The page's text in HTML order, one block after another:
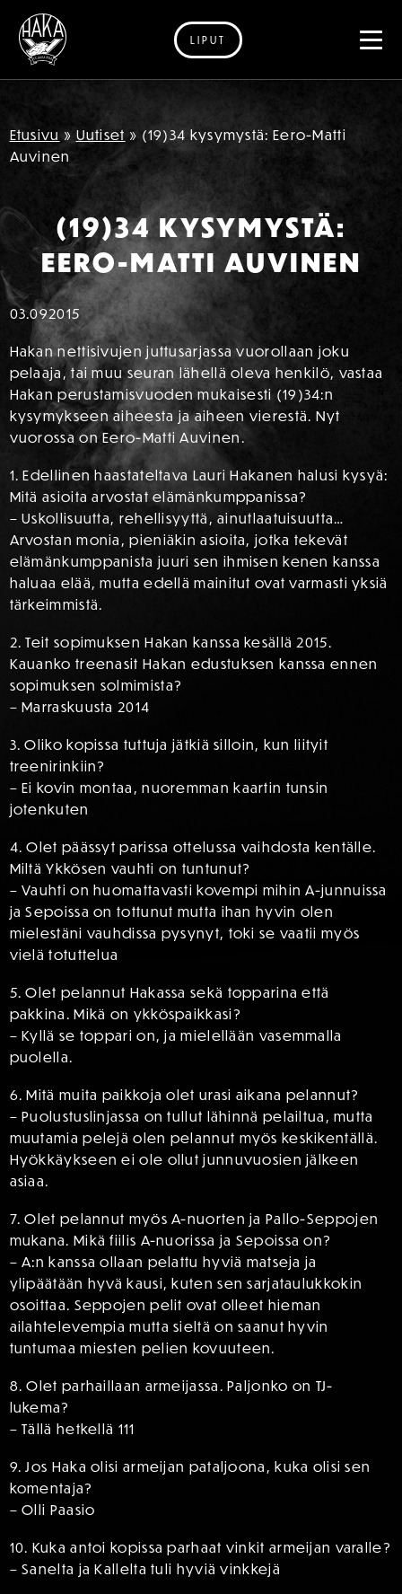
Siirry sisältöön
LIPUT
Etusivu » Uutiset » (19)34 kysymystä: Eero-Matti
Auvinen
(19)34 KYSYMYSTÄ:
EERO-MATTI AUVINEN
03.092015
Hakan nettisivujen juttusarjassa vuorollaan joku
pelaaja, tai muu seuran lähellä oleva henkilö, vastaa
Hakan perustamisvuoden mukaisesti (19)34:n
kysymykseen aiheesta ja aiheen vierestä. Nyt
vuorossa on Eero-Matti Auvinen.
1. Edellinen haastateltava Lauri Hakanen halusi kysyä:
Mitä asioita arvostat elämänkumppanissa?
– Uskollisuutta, rehellisyyttä, ainutlaatuisuutta…
Arvostan monia, pieniäkin asioita, jotka tekevät
elämänkumppanista juuri sen ihmisen kenen kanssa
haluaa elää, mutta edellä mainitut ovat varmasti yksiä
tärkeimmistä.
2. Teit sopimuksen Hakan kanssa kesällä 2015.
Kauanko treenasit Hakan edustuksen kanssa ennen
sopimuksen solmimista?
– Marraskuusta 2014
3. Oliko kopissa tuttuja jätkiä silloin, kun liityit
treenirinkiin?
– Ei kovin montaa, nuoremman kaartin tunsin
jotenkuten
4. Olet päässyt parissa ottelussa vaihdosta kentälle.
Miltä Ykkösen vauhti on tuntunut?
– Vauhti on huomattavasti kovempi mihin A-junnuissa
ja Sepoissa on tottunut mutta ihan hyvin olen
mielestäni vauhdissa pysynyt, toki se vaatii myös
vielä totuttelua
5. Olet pelannut Hakassa sekä topparina että
pakkina. Mikä on ykköspaikkasi?
– Kyllä se toppari on, ja mielellään vasemmalla
puolella.
6. Mitä muita paikkoja olet urasi aikana pelannut?
– Puolustuslinjassa on tullut lähinnä pelailtua, mutta
muutamia pelejä olen pelannut myös keskikentällä.
Hyökkäykseen ei ole ollut junnuvuosien jälkeen
asiaa.
7. Olet pelannut myös A-nuorten ja Pallo-Seppojen
mukana. Mikä fiilis A-nuorissa ja Sepoissa on?
– A:n kanssa ollaan pelattu hyviä matseja ja
ylipäätään hyvä kausi, kuten sen sarjataulukkokin
osoittaa. Seppojen pelit ovat olleet hieman
ailahtelevempia mutta sieltä on saanut hyvin
tuntumaa miesten pelien kovuuteen.
8. Olet parhaillaan armeijassa. Paljonko on TJ-
lukema?
– Tällä hetkellä 111
9. Jos Haka olisi armeijan pataljoona, kuka olisi sen
komentaja?
– Olli Paasio
10. Kuka antoi kopissa parhaat vinkit armeijan varalle?
– Sanelta ja Kallelta tuli hyviä vinkkejä